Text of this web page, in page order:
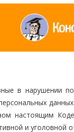
в нарушении
настоящим
и уголовной